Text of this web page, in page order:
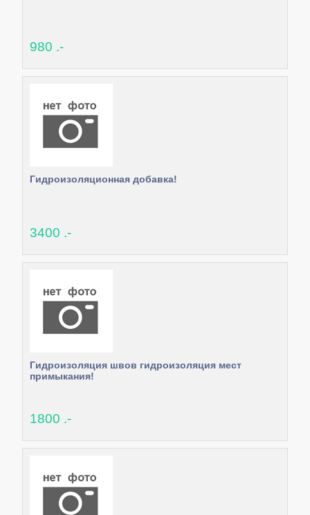
980 .-
Гидроизоляционная добавка!
3400 .-
Гидроизоляция швов гидроизоляция мест
примыкания!
1800 .-